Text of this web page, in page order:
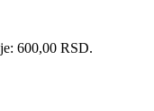
600,00 RSD.